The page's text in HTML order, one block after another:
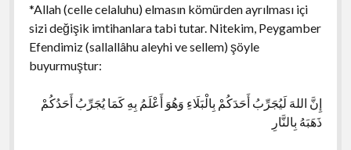
*Allah (celle celaluhu) elmasın kömürden ayrılması içi
sizi değişik imtihanlara tabi tutar. Nitekim, Peygamber
Efendimiz (sallallâhu aleyhi ve sellem) şöyle
buyurmuştur:
إِنَّ اللهَ لَيُجَرِّبُ أَحَدَكُمْ بِالْبَلَاءِ وَهُوَ أَعْلَمُ بِهِ كَمَا يُجَرِّبُ أَحَدُكُمْ
ذَهَبَهُ بِالنَّارِ